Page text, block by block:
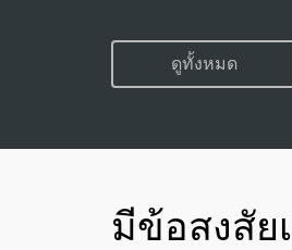
ดูทั้งหมด
มีข้อสงสัย